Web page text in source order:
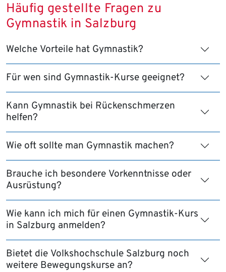
Häufig gestellte Fragen zu
Gymnastik in Salzburg
Welche Vorteile hat Gymnastik?
Für wen sind Gymnastik-Kurse geeignet?
Kann Gymnastik bei Rückenschmerzen
helfen?
Wie oft sollte man Gymnastik machen?
Brauche ich besondere Vorkenntnisse oder
Ausrüstung?
Wie kann ich mich für einen Gymnastik-Kurs
in Salzburg anmelden?
Bietet die Volkshochschule Salzburg noch
weitere Bewegungskurse an?